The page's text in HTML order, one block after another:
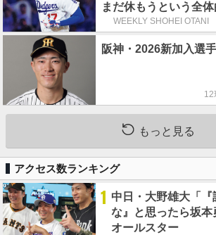
まだ休もうという全体
WEEKLY SHOHEI
阪神・2026新加入選
12
もっと見る
アクセス数ランキング
1 中日・大野雄大「
な』と思ったら坂本
オールスター